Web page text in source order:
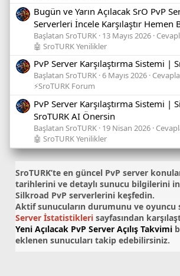
Bugün ve Yarın Açılacak SrO PvP
Serverleri İncele Karşılaştır Hemen
Başlatan SroTURK 13 Mayıs 2026
🤖 SroTURK Yenilikler
PvP Server Karşılaştırma Sistemi |
Başlatan SroTURK 6 Mayıs 2026
⚡SroTURK Forum
PvP Server Karşılaştırma Sistemi |
SroTURK AI Önersin
Başlatan SroTURK 19 Nisan 2026
🤖 SroTURK Yenilikler
SroTURK’te en güncel PvP server
tarihlerini ve detaylı sunucu bilgilerini
Silkroad PvP serverlerini keşfedin.
Aktif sunucuların durumunu ve oyuncu
Server İstatistikleri sayfasından
Yeni Açılacak PvP Server Açılış Takvimi
eklenen sunucuları takip edebilirsiniz.